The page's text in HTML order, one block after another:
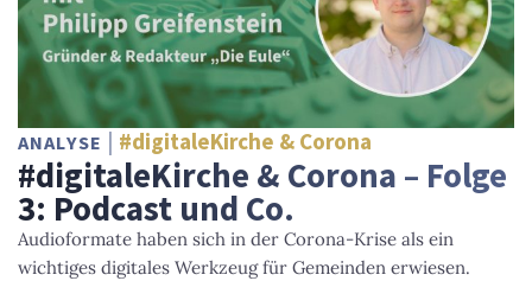
ANALYSE #digitaleKirche & Corona
#digitaleKirche & Corona – Folge
3: Podcast und Co.
Audioformate haben sich in der Corona-Krise als ein
wichtiges digitales Werkzeug für Gemeinden erwiesen.